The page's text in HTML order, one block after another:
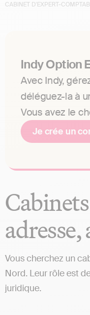
CABINET D'EXPERT-
Indy Option
Avec Indy,
déléguez-la à
Vous avez le
Je crée un
Vous cherchez un
Nord. Leur rôle est
juridique.